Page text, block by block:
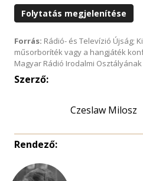
Folytatás megjelenítése
Forrás: Rádió- és Televízió Újság;
műsorboríték vagy a hangjáték
Magyar Rádió Irodalmi
Szerző:
Czeslaw Milosz
Rendező: